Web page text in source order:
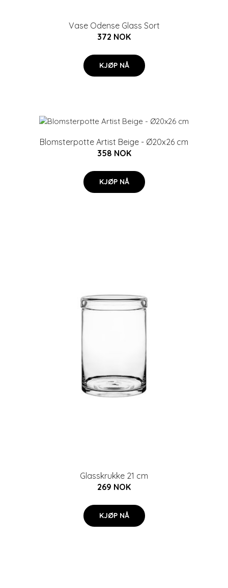
Vase Odense Glass Sort
372 NOK
KJØP NÅ
Blomsterpotte Artist Beige - Ø20x26 cm
358 NOK
KJØP NÅ
Glasskrukke 21 cm
269 NOK
KJØP NÅ